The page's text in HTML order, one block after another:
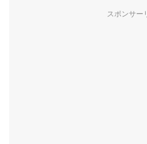
スポンサー